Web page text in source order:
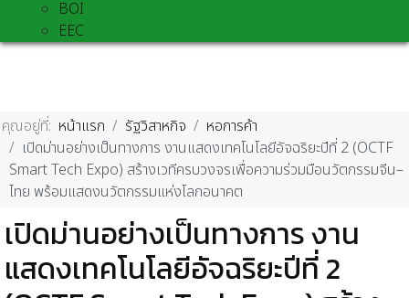
BOI
EEC
คุณอยู่ที่: หน้าแรก รัฐวิสาหกิจ
หอการค้า
เปิดม่านอย่างเป็นทางการ งานแสดงเทคโนโลยีอัจฉริยะปีที่ 2 (OCTF
Smart Tech Expo) สร้างเวทีครบวงจรเพื่อความร่วมมือนวัตกรรมจีน–
ไทย พร้อมแสดงนวัตกรรมแห่งโลกอนาคต
เปิดม่านอย่างเป็นทางการ งาน
แสดงเทคโนโลยีอัจฉริยะปีที่ 2